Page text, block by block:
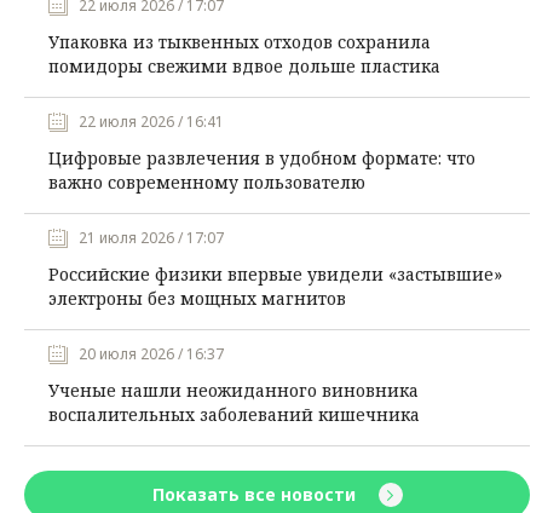
22 июля 2026 / 17:07
Упаковка из тыквенных отходов сохранила
помидоры свежими вдвое дольше пластика
22 июля 2026 / 16:41
Цифровые развлечения в удобном формате: что
важно современному пользователю
21 июля 2026 / 17:07
Российские физики впервые увидели «застывшие»
электроны без мощных магнитов
20 июля 2026 / 16:37
Ученые нашли неожиданного виновника
воспалительных заболеваний кишечника
Показать все новости